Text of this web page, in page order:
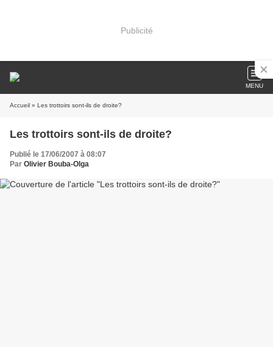
Publicité
MENU
Accueil » Les trottoirs sont-ils de droite?
Les trottoirs sont-ils de droite?
Publié le 17/06/2007 à 08:07
Par Olivier Bouba-Olga